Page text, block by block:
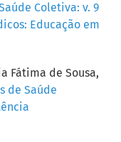
Coletiva: v. 9
Educação em
Fátima de Sousa,
de Saúde